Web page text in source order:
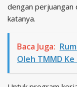
dengan perjuangan
katanya.
Baca Juga:
Oleh TMMD Ke